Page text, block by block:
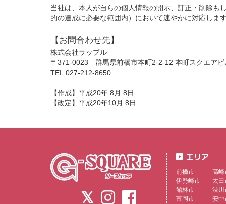
当社は、本人が自らの個人情報の開示、訂正・削除も
的の達成に必要な範囲内）において速やかに対応しま
【お問合わせ先】
株式会社ラップル
〒371-0023 群馬県前橋市本町2-2-12 本町スクエアビ
TEL:027-212-8650
【作成】平成20年 8月 8日
【改定】平成20年10月 8日
前橋市
高崎
伊勢崎市
太田
館林市
渋川
富岡市
安中